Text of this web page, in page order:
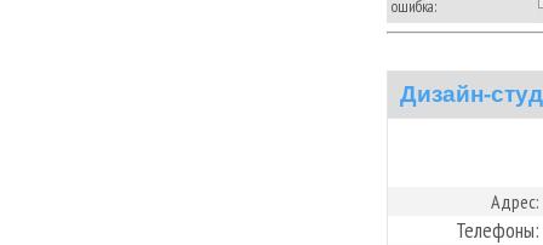
ошибка:
Дизайн-
Адрес:
Телефоны: